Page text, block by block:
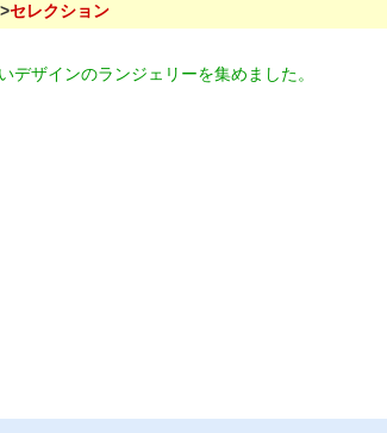
セレクション
デザインのランジェリーを集めました。